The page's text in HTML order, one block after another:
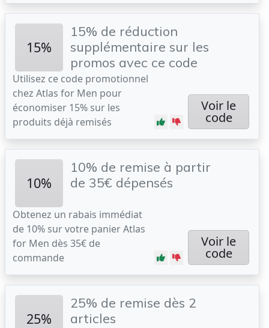
15%
15% de réduction
supplémentaire sur les
promos avec ce code
Utilisez ce code promotionnel
chez Atlas for Men pour
économiser 15% sur les
produits déjà remisés
Voir le
code
10%
10% de remise à partir
de 35€ dépensés
Obtenez un rabais immédiat
de 10% sur votre panier Atlas
for Men dès 35€ de
commande
Voir le
code
25%
25% de remise dès 2
articles